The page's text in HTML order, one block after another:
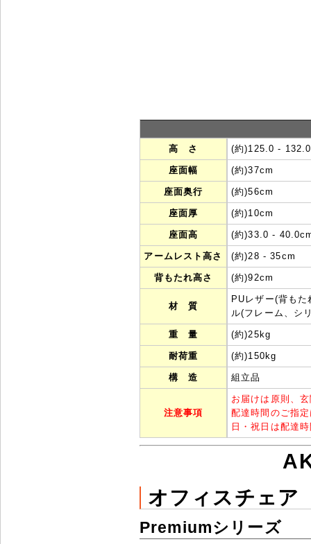
高 さ (約)125.0 -
座面幅 (約)37cm
座面奥行 (約)56cm
座面厚 (約)10cm
座面高 (約)33.0 -
アームレスト高さ (約)28 - 35cm
背もたれ高さ (約)92cm
材 質
PUレザー(背も
ル(フレーム、シ
重 量 (約)25kg
耐荷重 (約)150kg
構 造 組立品
注意事項
お届けは原則、
配達時間のご指
日・祝日は配達
オフィスチェア
Premiumシリーズ